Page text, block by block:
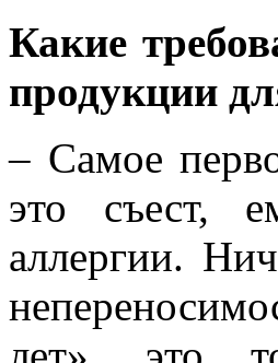
Какие
продукции
– Самое
это съест,
аллергии.